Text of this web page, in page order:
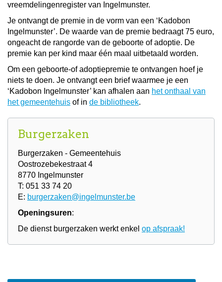
vreemdelingenregister van Ingelmunster.
Je ontvangt de premie in de vorm van een ‘Kadobon
Ingelmunster’. De waarde van de premie bedraagt 75 euro,
ongeacht de rangorde van de geboorte of adoptie. De
premie kan per kind maar één maal uitbetaald worden.
Om een geboorte-of adoptiepremie te ontvangen hoef je
niets te doen. Je ontvangt een brief waarmee je een
‘Kadobon Ingelmunster’ kan afhalen aan het onthaal van
het gemeentehuis of in de bibliotheek.
Burgerzaken
Burgerzaken - Gemeentehuis
Oostrozebekestraat 4
8770 Ingelmunster
T: 051 33 74 20
E: burgerzaken@ingelmunster.be
Openingsuren:
De dienst burgerzaken werkt enkel op afspraak!